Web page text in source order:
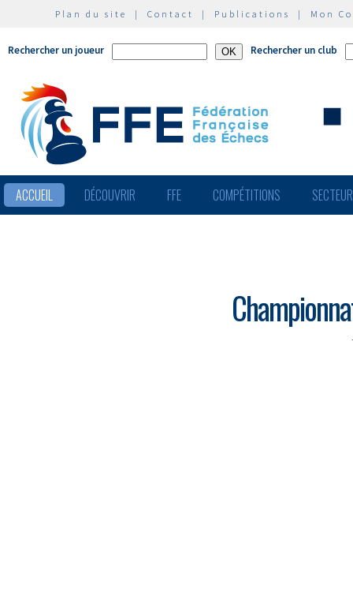
Plan du site | Contact | Publications | Mon
Rechercher un joueur Rechercher un club
ACCUEIL DÉCOUVRIR FFE COMPÉTITIONS